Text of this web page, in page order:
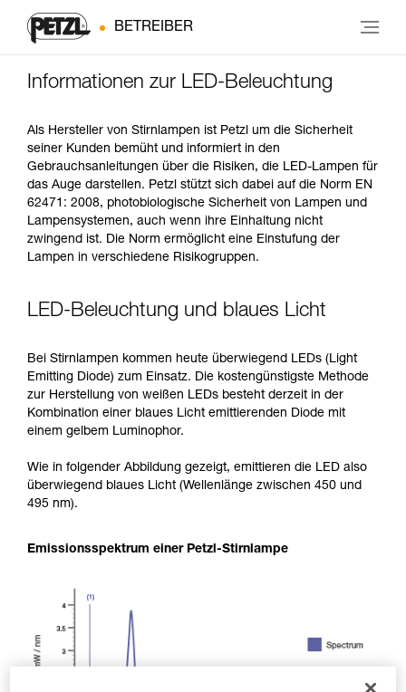
BETREIBER
Informationen zur LED-Beleuchtung
Als Hersteller von Stirnlampen ist Petzl um die Sicherheit
seiner Kunden bemüht und informiert in den
Gebrauchsanleitungen über die Risiken, die LED-Lampen für
das Auge darstellen. Petzl stützt sich dabei auf die Norm EN
62471: 2008, photobiologische Sicherheit von Lampen und
Lampensystemen, auch wenn ihre Einhaltung nicht
zwingend ist. Die Norm ermöglicht eine Einstufung der
Lampen in verschiedene Risikogruppen.
LED-Beleuchtung und blaues Licht
Bei Stirnlampen kommen heute überwiegend LEDs (Light
Emitting Diode) zum Einsatz. Die kostengünstigste Methode
zur Herstellung von weißen LEDs besteht derzeit in der
Kombination einer blaues Licht emittierenden Diode mit
einem gelbem Luminophor.
Wie in folgender Abbildung gezeigt, emittieren die LED also
überwiegend blaues Licht (Wellenlänge zwischen 450 und
495 nm).
Emissionsspektrum einer Petzl-Stirnlampe